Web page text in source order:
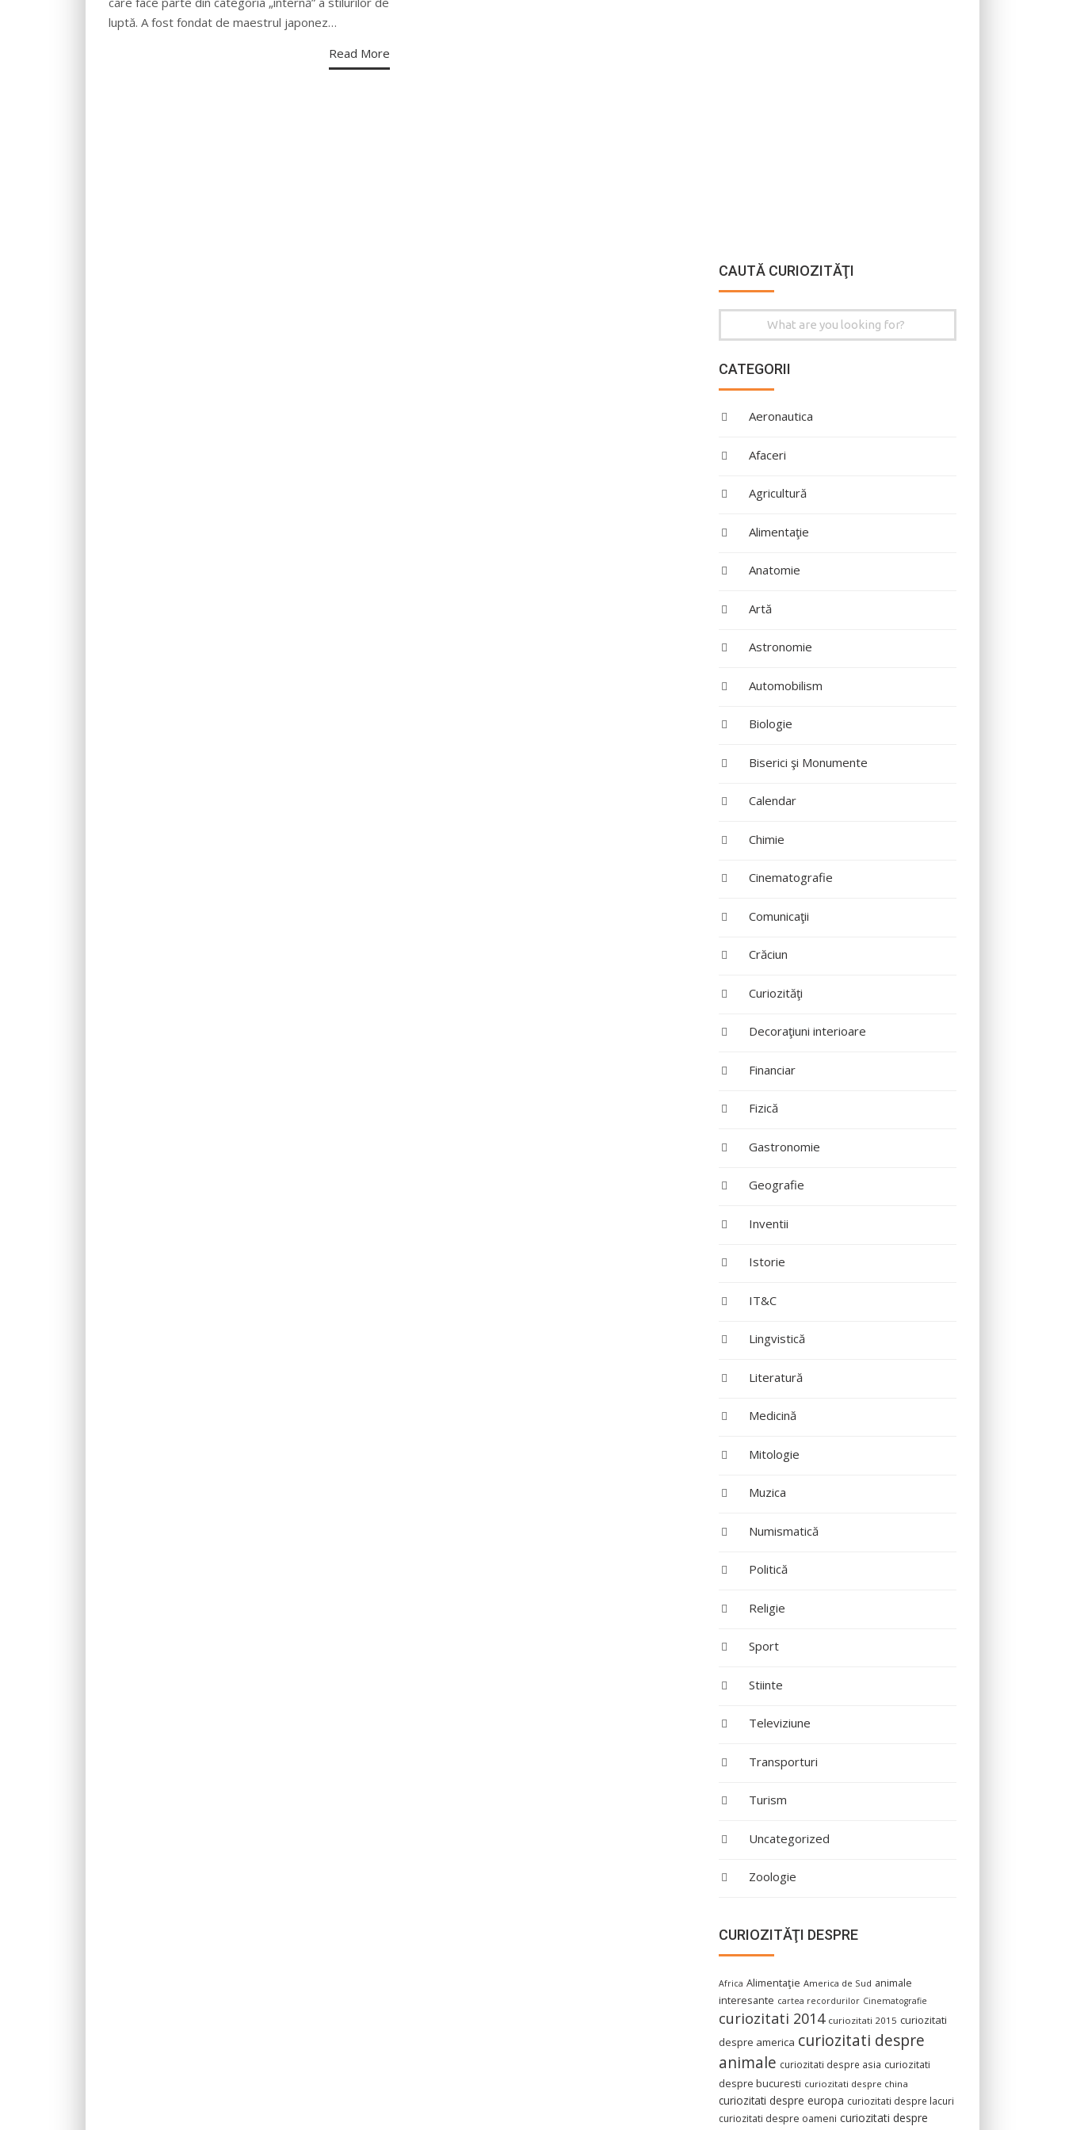
luptă. A fost fondat de maestrul japonez…
Read More
CAUTĂ CURIOZITĂŢI
Search
CATEGORII
Aeronautica
Afaceri
Agricultură
Alimentaţie
Anatomie
Artă
Astronomie
Automobilism
Biologie
Biserici şi Monumente
Calendar
Chimie
Cinematografie
Comunicaţii
Crăciun
Curiozităţi
Decoraţiuni interioare
Financiar
Fizică
Gastronomie
Geografie
Inventii
Istorie
IT&C
Lingvistică
Literatură
Medicină
Mitologie
Muzica
Numismatică
Politică
Religie
Sport
Stiinte
Televiziune
Transporturi
Turism
Uncategorized
Zoologie
CURIOZITĂŢI DESPRE
Africa Alimentaţie America de Sud animale
interesante cartea recordurilor Cinematografie
curiozitati 2014 curiozitati 2015 curiozitati
despre america curiozitati despre
animale curiozitati despre asia curiozitati
despre bucuresti curiozitati despre china
curiozitati despre europa curiozitati despre lacuri
curiozitati despre oameni curiozitati despre